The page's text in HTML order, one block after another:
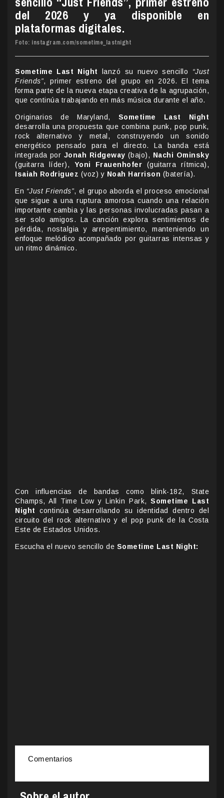
del 2026 y ya disponible en
plataformas digitales.
Foto: instagram.com/sometime_lastnight
Sometime Last Night lanzó su nuevo sencillo “Just
Friends”, primer estreno del grupo en 2026. El tema
forma parte de la nueva etapa creativa de la agrupación,
que continúa trabajando en más música durante el año.
Originarios de Maryland, Sometime Last Night
desarrolla una propuesta que combina punk, pop punk,
rock alternativo y metal, construyendo un sonido
energético pensado para el directo. La banda está
integrada por Jonah Ridgeway (bajo), Nachi Ominsky
(guitarra líder), Yoni Frauenhofer (guitarra rítmica),
Isaiah Rodriguez (voz) y Noah Harrison (batería).
En “Just Friends”, el grupo aborda el proceso emocional
que sigue a una ruptura amorosa cuando una relación
importante cambia y las personas involucradas pasan a
ser solo amigos. La canción explora sentimientos de
pérdida, nostalgia y arrepentimiento, manteniendo un
enfoque melódico acompañado por guitarras intensas y
un ritmo dinámico.
Con influencias de bandas como blink-182, State
Champs, All Time Low y Linkin Park,Sometime Last
Night continúa desarrollando su identidad dentro del
circuito del rock alternativo y el pop punk de la Costa
Este de Estados Unidos.
Escucha el nuevo sencillo de Sometime Last Night:
Comentarios